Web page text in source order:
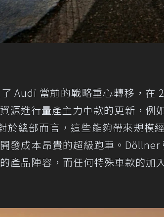
Audi 當前的戰略重心轉移，在
源進行量產主力車款的更新，例
於總部而言，這些能夠帶來規模
發成本昂貴的超級跑車。
產品陣容，而任何特殊車款的加